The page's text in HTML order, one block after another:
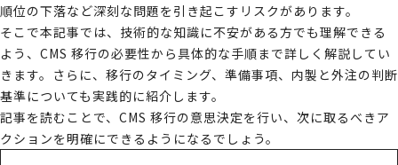
順位の下落など深刻な問題を引き起こすリスクがあります。
そこで本記事では、技術的な知識に不安がある方でも理解できる
よう、CMS 移行の必要性から具体的な手順まで詳しく解説してい
きます。さらに、移行のタイミング、準備事項、内製と外注の判断
基準についても実践的に紹介します。
記事を読むことで、CMS 移行の意思決定を行い、次に取るべきア
クションを明確にできるようになるでしょう。